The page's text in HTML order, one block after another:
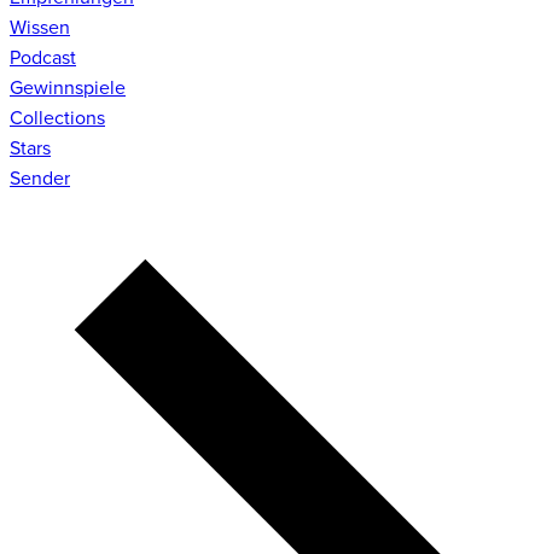
Wissen
Podcast
Gewinnspiele
Collections
Stars
Sender